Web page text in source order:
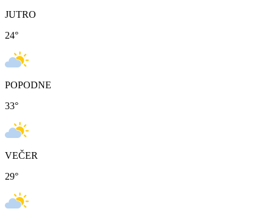
JUTRO
24°
POPODNE
33°
VEČER
29°